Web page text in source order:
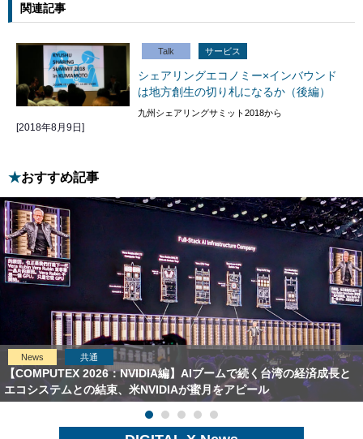
関連記事
Talk サービス
シェアリングエコノミー×インバウンド
は地方創生の切り札になるか（後編）
九州シェアリングサミット2018から
[2018年8月9日]
おすすめ記事
News 共通
【COMPUTEX 2026：NVIDIA編】AIブームで続く台湾の経済成長と
エコシステムとの結束、米NVIDIAが蜜月をアピール